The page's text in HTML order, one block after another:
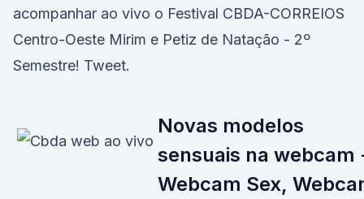
acompanhar ao vivo o Festival CBDA-CORREIOS
Centro-Oeste Mirim e Petiz de Natação - 2º
Semestre! Tweet.
Novas modelos
sensuais na webcam
Webcam Sex,